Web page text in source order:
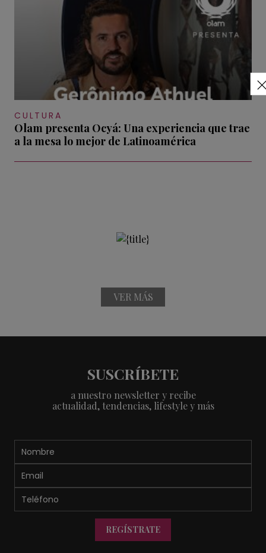
CULTURA
Olam presenta Ocyá: Una experiencia que trae
a la mesa lo mejor de Latinoamérica
VER MÁS
SUSCRÍBETE
a nuestro newsletter y recibe
actualidad, tendencias, lifestyle y más
REGÍSTRATE